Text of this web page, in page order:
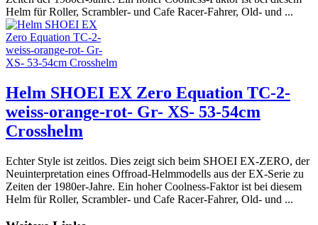
Helm für Roller, Scrambler- und Cafe Racer-Fahrer, Old- und ...
Helm SHOEI EX Zero Equation TC-2-
weiss-orange-rot- Gr- XS- 53-54cm
Crosshelm
Echter Style ist zeitlos. Dies zeigt sich beim SHOEI EX-ZERO, der
Neuinterpretation eines Offroad-Helmmodells aus der EX-Serie zu
Zeiten der 1980er-Jahre. Ein hoher Coolness-Faktor ist bei diesem
Helm für Roller, Scrambler- und Cafe Racer-Fahrer, Old- und ...